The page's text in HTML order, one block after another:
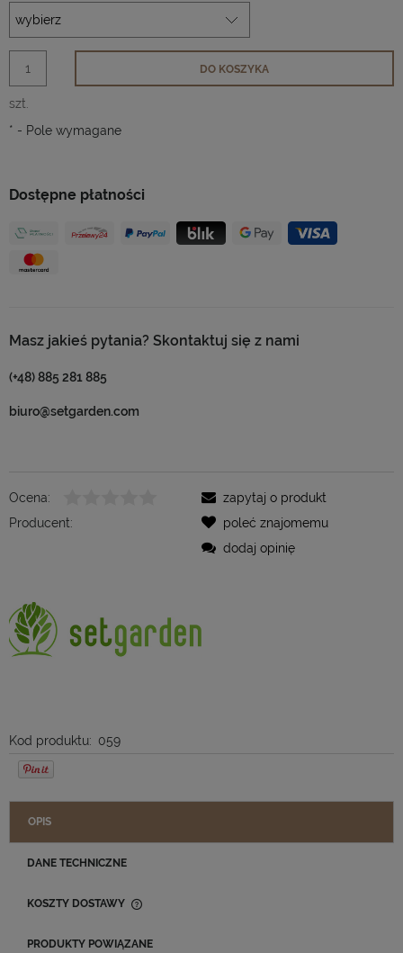
Dostępne płatności
Masz jakieś pytania? Skontaktuj się z nami
(+48) 885 281 885
biuro@setgarden.com
szt.
DO KOSZYKA
* - Pole wymagane
Ocena:
Producent:
Kod produktu: 059
zapytaj o produkt
poleć znajomemu
dodaj opinię
OPIS
DANE TECHNICZNE
KOSZTY DOSTAWY
PRODUKTY POWIĄZANE